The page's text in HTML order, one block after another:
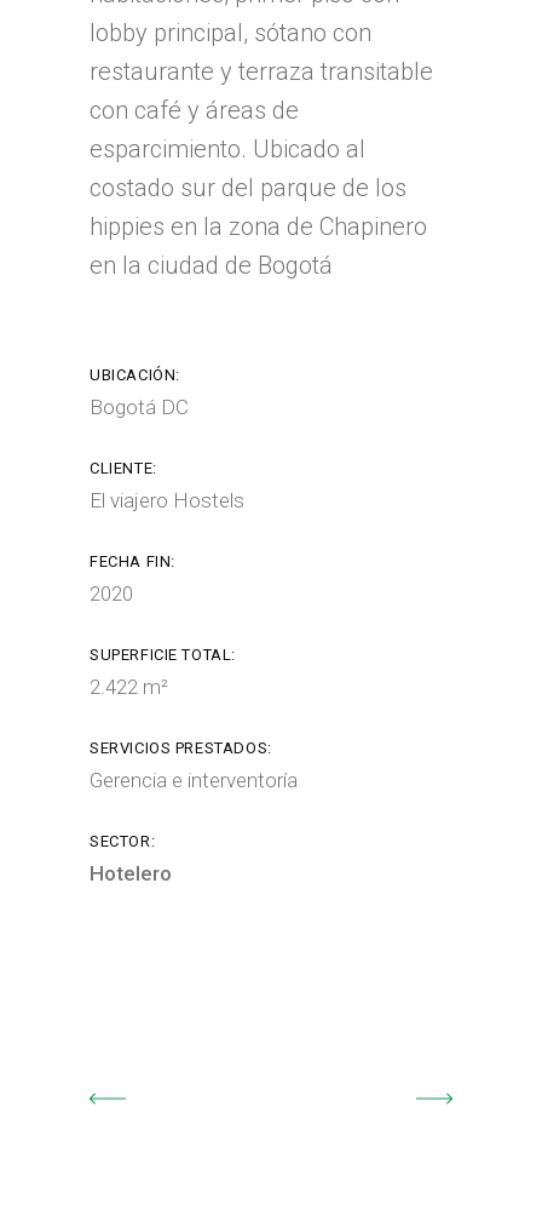
lobby principal, sótano con
restaurante y terraza transitable
con café y áreas de
esparcimiento. Ubicado al
costado sur del parque de los
hippies en la zona de Chapinero
en la ciudad de Bogotá
UBICACIÓN:
Bogotá DC
CLIENTE:
El viajero Hostels
FECHA FIN:
2020
SUPERFICIE TOTAL:
2.422 m²
SERVICIOS PRESTADOS:
Gerencia e interventoría
SECTOR:
Hotelero